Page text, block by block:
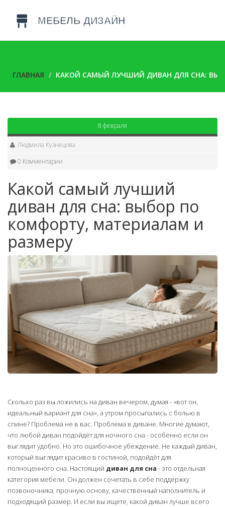
ГЛАВНАЯ КАКОЙ САМЫЙ ЛУЧШИЙ ДИВАН ДЛЯ СНА:
8 февраля
Людмила Кузнецова
0 Комментарии
Какой самый лучший
диван для сна: выбор по
комфорту, материалам и
размеру
Сколько раз вы ложились на диван вечером, думая - «вот он,
идеальный вариант для сна», а утром просыпались с болью в
спине? Проблема не в вас. Проблема в диване. Многие думают,
что любой диван подойдёт для ночного сна - особенно если он
выглядит удобно. Но это ошибочное убеждение. Не каждый диван,
который выглядит красиво в гостиной, подойдёт для
полноценного сна. Настоящий диван для сна - это отдельная
категория мебели. Он должен сочетать в себе поддержку
позвоночника, прочную основу, качественный наполнитель и
подходящий размер. И если вы ищете, какой диван лучше всего